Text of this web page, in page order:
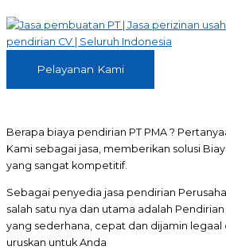
Skip
to
content
Pelayanan
Kami
Pelayanan Kami
Berapa biaya pendirian PT PMA ?
Kami sebagai jasa, memberikan solusi
yang sangat kompetitif.
Sebagai penyedia jasa pendirian
salah satu nya dan utama adalah
yang sederhana, cepat dan dijamin
uruskan untuk Anda